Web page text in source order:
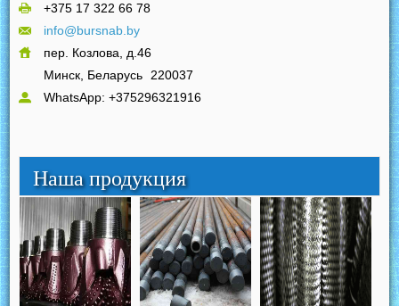
+375 17 322 66 78
info@bursnab.by
пер. Козлова, д.46
Минск, Беларусь 220037
WhatsApp: +375296321916
Наша продукция